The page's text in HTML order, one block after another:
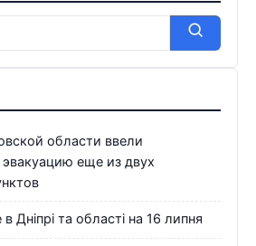
области ввели
еще из двух
Дніпрі та області на 16 липня